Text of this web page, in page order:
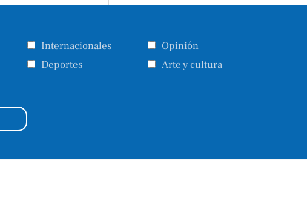
Internacionales
Opinión
Deportes
Arte y cultura